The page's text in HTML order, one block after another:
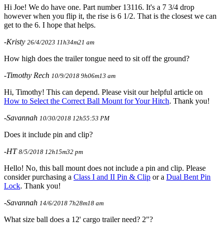
Hi Joe! We do have one. Part number 13116. It's a 7 3/4 drop
however when you flip it, the rise is 6 1/2. That is the closest we can
get to the 6. I hope that helps.
-Kristy 26/4/2023 11h34m21 am
How high does the trailer tongue need to sit off the ground?
-Timothy Rech 10/9/2018 9h06m13 am
Hi, Timothy! This can depend. Please visit our helpful article on
How to Select the Correct Ball Mount for Your Hitch. Thank you!
-Savannah 10/30/2018 12h55:53 PM
Does it include pin and clip?
-HT 8/5/2018 12h15m32 pm
Hello! No, this ball mount does not include a pin and clip. Please
consider purchasing a Class I and II Pin & Clip or a Dual Bent Pin
Lock. Thank you!
-Savannah 14/6/2018 7h28m18 am
What size ball does a 12' cargo trailer need? 2"?